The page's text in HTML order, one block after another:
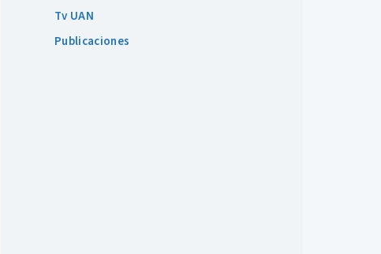
Tv UAN
Publicaciones